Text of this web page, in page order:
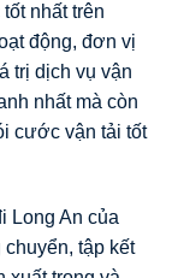
nhất trên
động, đơn vị
trị dịch vụ vận
nhất mà còn
cước vận tải tốt
Long An của
tập kết